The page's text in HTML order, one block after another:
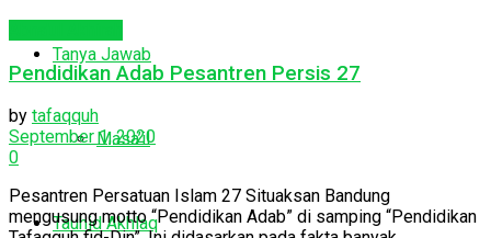
Tanya Jawab
Masa’il
Tauhid Akhlaq
Pendidikan Adab Pesantren Persis 27
by tafaqquh
September 1, 2020
0
Pesantren Persatuan Islam 27 Situaksan Bandung
mengusung motto “Pendidikan Adab” di samping “Pendidikan